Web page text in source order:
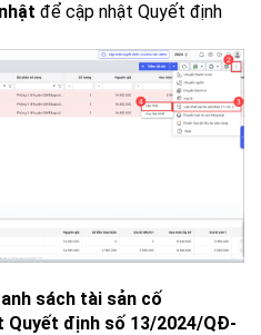
để cập nhật Quyết định
sách tài sản cố
Quyết định số 13/2024/QĐ-